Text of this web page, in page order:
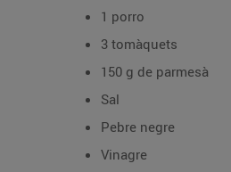
1 porro
3 tomàquets
150 g de parmesà
Sal
Pebre negre
Vinagre